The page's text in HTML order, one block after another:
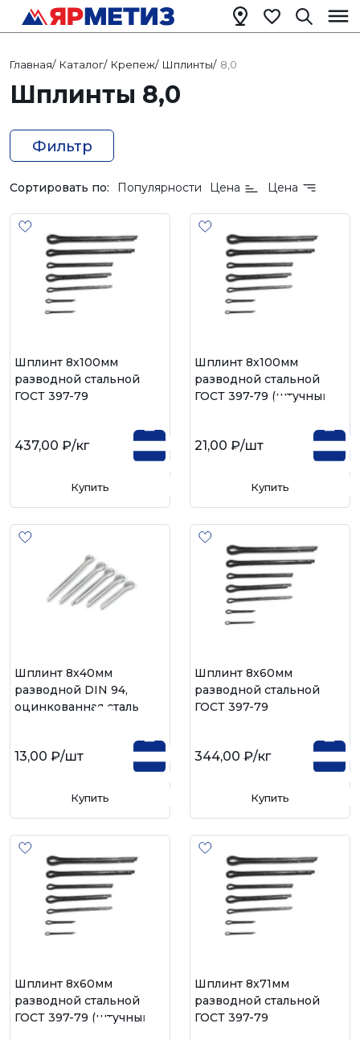
Главная/ Каталог/ Крепеж/ Шплинты/ 8,0
Шплинты 8,0
Фильтр
Сортировать по: Популярности Цена Цена
Шплинт 8х100мм
разводной стальной
ГОСТ 397-79
437,00 ₽/кг
Купить
Шплинт 8х100мм
разводной стальной
ГОСТ 397-79 (штучный)
21,00 ₽/шт
Купить
Шплинт 8х40мм
разводной DIN 94,
оцинкованная сталь
13,00 ₽/шт
Купить
Шплинт 8х60мм
разводной стальной
ГОСТ 397-79
344,00 ₽/кг
Купить
Шплинт 8х60мм
разводной стальной
ГОСТ 397-79 (штучный)
Шплинт 8х71мм
разводной стальной
ГОСТ 397-79